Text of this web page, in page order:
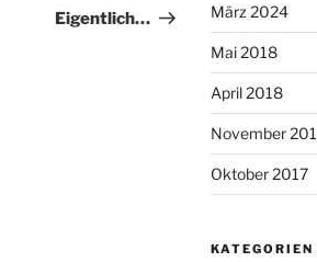
Beitrag
Eigentlich… März 2024
Mai 2018
April 2018
November
Oktober 2017
KATEGORIEN